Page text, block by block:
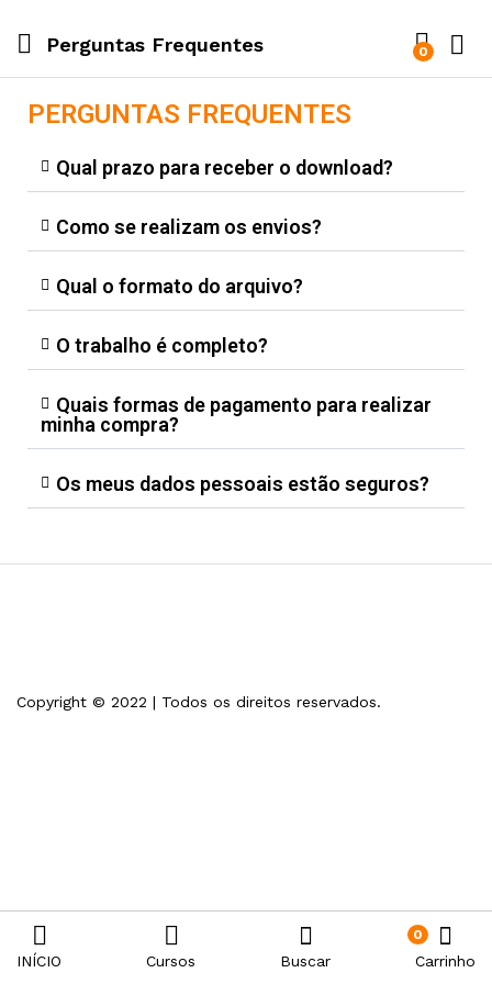
Perguntas Frequentes 0
PERGUNTAS FREQUENTES
Qual prazo para receber o download?
Como se realizam os envios?
Qual o formato do arquivo?
O trabalho é completo?
Quais formas de pagamento para realizar
minha compra?
Os meus dados pessoais estão seguros?
Copyright © 2022 | Todos os direitos reservados.
INÍCIO Cursos Buscar
0
Carrinho